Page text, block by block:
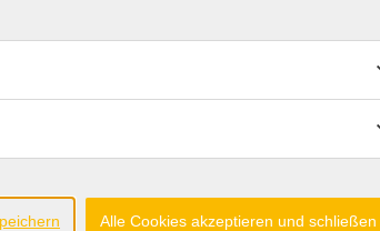
Jugendheim Darme
Jugendheim Darme
Alle Cookies akzeptieren und schließen